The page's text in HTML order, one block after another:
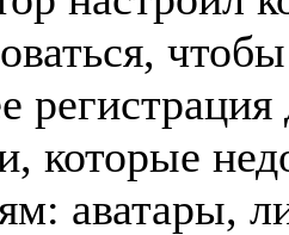
которые
аватары,